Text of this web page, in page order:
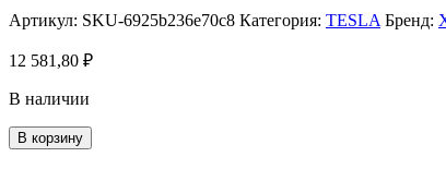
Артикул: SKU-6925b236e70c8 Категория: TESLA Бренд:
12 581,80 ₽
В наличии
Количество
товара
В корзину